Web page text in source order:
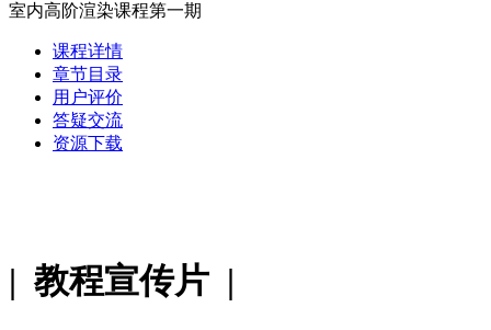
室内高阶渲染课程第一期
课程详情
章节目录
用户评价
答疑交流
资源下载
| 教程宣传片 |